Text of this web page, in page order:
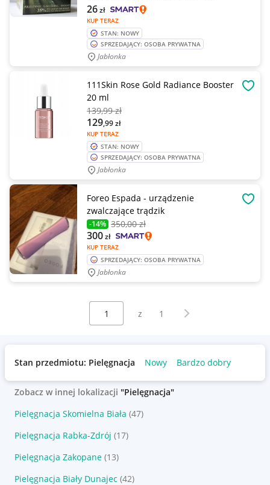
KUP TERAZ
26zł
STAN: NOWY
SPRZEDAJĄCY: OSOBA PRYWATNA
Jabłonka
111Skin Rose Gold Radiance Booster
20 ml
139,99 zł
KUP TERAZ
129,99zł
STAN: NOWY
SPRZEDAJĄCY: OSOBA PRYWATNA
Jabłonka
Foreo Espada - urządzenie
zwalczające trądzik
-14% 350,00 zł
KUP TERAZ
300zł
SPRZEDAJĄCY: OSOBA PRYWATNA
Jabłonka
Wybierz stronę:
z 1 Następna strona
Stan przedmiotu: Pielęgnacja Nowy Bardzo dobry
Zobacz w innej lokalizacji "Pielęgnacja"
Pielęgnacja Skomielna Biała (47)
Pielęgnacja Rabka-Zdrój (17)
Pielęgnacja Zakopane (13)
Pielęgnacja Biały Dunajec (42)